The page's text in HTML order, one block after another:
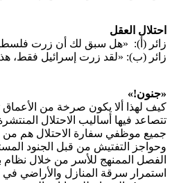
احتلال العقل
زائر (أ): «هل سبق لك أن زرت
زائر (ب): «لقد زرت إسرائيل فقط،
«جنون!»
كيف لهذا ألا يكون صرخة من
تتصاعد فيها أساليب الاحتلال
جميع موظفي سفارة الاحتلال هم من
وحواجز التفتيش من قبل الجنود
الفصل الممنهج للأسر من خلال نظام
استمرار سرقة المنازل والأراضي